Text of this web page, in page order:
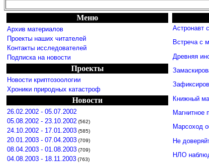
Меню
Архив материалов
Проекты наших читателей
Контакты исследователей
Подписка на новости
Проекты
Новости криптозоологии
Хроники природных катастроф
Новости
26.02.2002 - 05.07.2002
05.08.2002 - 23.10.2002 (562)
24.10.2002 - 17.01.2003 (585)
20.01.2003 - 07.04.2003 (709)
08.04.2003 - 01.08.2003 (709)
04.08.2003 - 18.11.2003 (763)
Астронавт
Встреча с
Древняя
Книжный
Магнитное
Марсоход
Не
НЛО